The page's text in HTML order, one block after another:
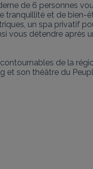
de 6 personnes
tranquillité et de bien-
un spa privatif
vous détendre après
de la
son théâtre du